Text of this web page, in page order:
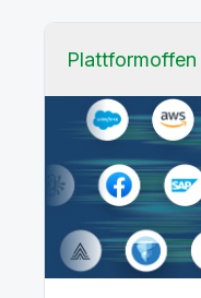
Plattformoffen